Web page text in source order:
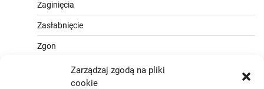
Zarządzaj zgodą na pliki
cookie
Zaginięcia
Zasłabnięcie
Zgon